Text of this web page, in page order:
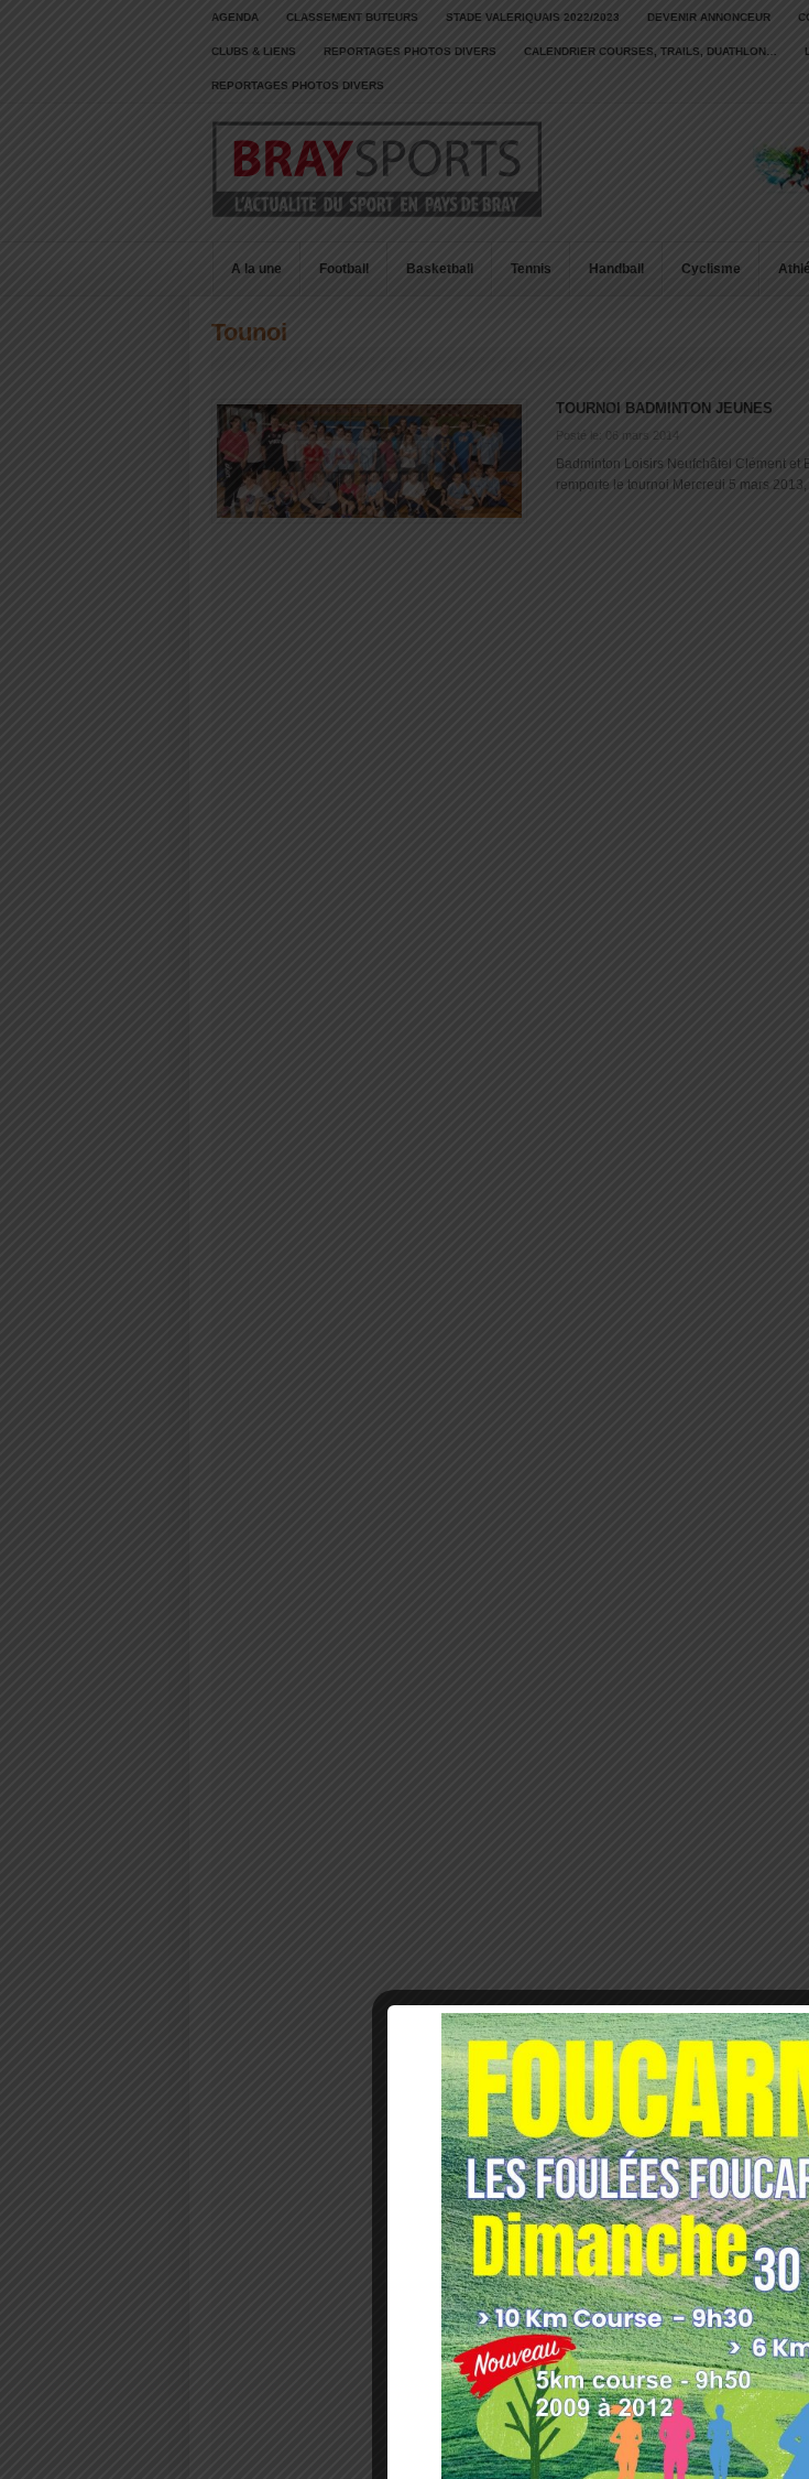
AGENDA CLASSEMENT BUTEURS STADE VALERIQUAIS 2022/2023 DEVENIR ANNONCEUR
CLUBS & LIENS REPORTAGES PHOTOS DIVERS CALENDRIER COURSES, TRAILS, DUATHLON…
REPORTAGES PHOTOS DIVERS
A la une Football Basketball Tennis Handball Cyclisme
Tounoi
TOURNOI BADMINTON JEUNES
Posté le: 06 mars 2014
Badminton Loisirs Neufchâtel Clément et
remporte le tournoi Mercredi 5 mars 2013,